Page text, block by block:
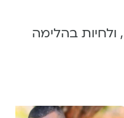
ולחיות בהלימה